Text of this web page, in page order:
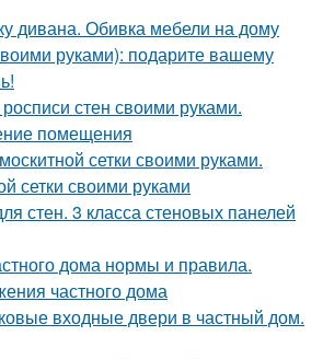
дивана. Обивка мебели на дому
руками): подарите вашему
стен своими руками.
помещения
сетки своими руками.
сетки своими руками
стен. 3 класса стеновых панелей
дома нормы и правила.
частного дома
входные двери в частный дом.